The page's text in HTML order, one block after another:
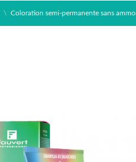
Coloration semi-permanente sans